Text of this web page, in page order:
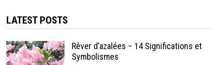
LATEST POSTS
Rêver d’azalées – 14 Significations et
Symbolismes